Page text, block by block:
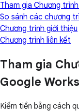
Tham gia Chương
So sánh các chương
Chương trình giới thiệu
Chương trình liên kết
Tham gia
Google
Kiếm tiền bằng cách